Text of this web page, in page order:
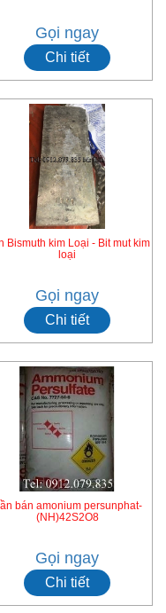
Gọi ngay
Chi tiết
Bismuth kim Loại - Bit mut kim
loại
Gọi ngay
Chi tiết
bán amonium persunphat-
(NH)42S2O8
Gọi ngay
Chi tiết